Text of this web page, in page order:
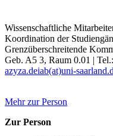
Wissenschaftliche
Koordination der
Grenzüberschreitende
Geb. A5 3, Raum 0.01 | Tel.:
azyza.deiab(at)uni-
Mehr zur Person
Zur Person